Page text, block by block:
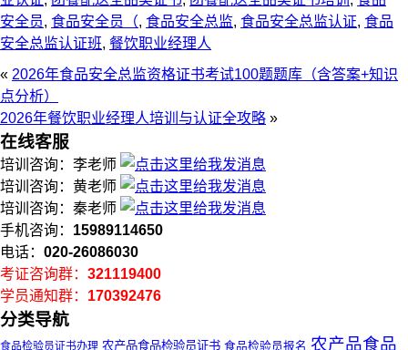
安全员, 食品安全员（, 食品安全总监, 食品安全总监认证, 食品
安全总监认证班, 餐饮职业经理人
« 2026年食品安全总监资格证书考试100题题库（含答案+知识
点分析）
2026年餐饮职业经理人培训与认证全攻略 »
在线客服
培训咨询：李老师
培训咨询：黄老师
培训咨询：秦老师
手机咨询： 15989114650
电话： 020-26086030
考证咨询群： 321119400
学员通知群： 170392476
分类导航
食品检验员证书办理 农产品食品检验员证书 食品检验员报名 农产品食品